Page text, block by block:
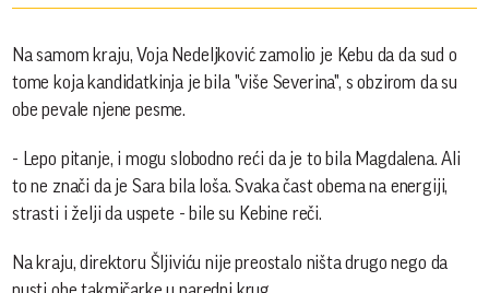
Na samom kraju, Voja Nedeljković zamolio je Kebu da da sud o
tome koja kandidatkinja je bila "više Severina", s obzirom da su
obe pevale njene pesme.
- Lepo pitanje, i mogu slobodno reći da je to bila Magdalena. Ali
to ne znači da je Sara bila loša. Svaka čast obema na energiji,
strasti i želji da uspete - bile su Kebine reči.
Na kraju, direktoru Šljiviću nije preostalo ništa drugo nego da